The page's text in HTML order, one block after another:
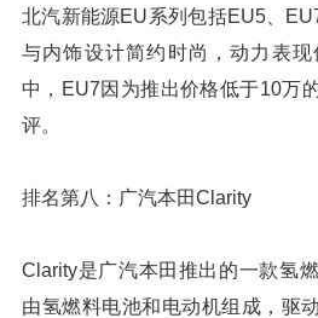
北汽新能源EU系列包括EU5、
与内饰设计简约时尚，动力表
中，EU7因为推出价格低于10万
评。
排名第八：广汽本田Clarity
Clarity是广汽本田推出的一款氢
由氢燃料电池和电动机组成，驱